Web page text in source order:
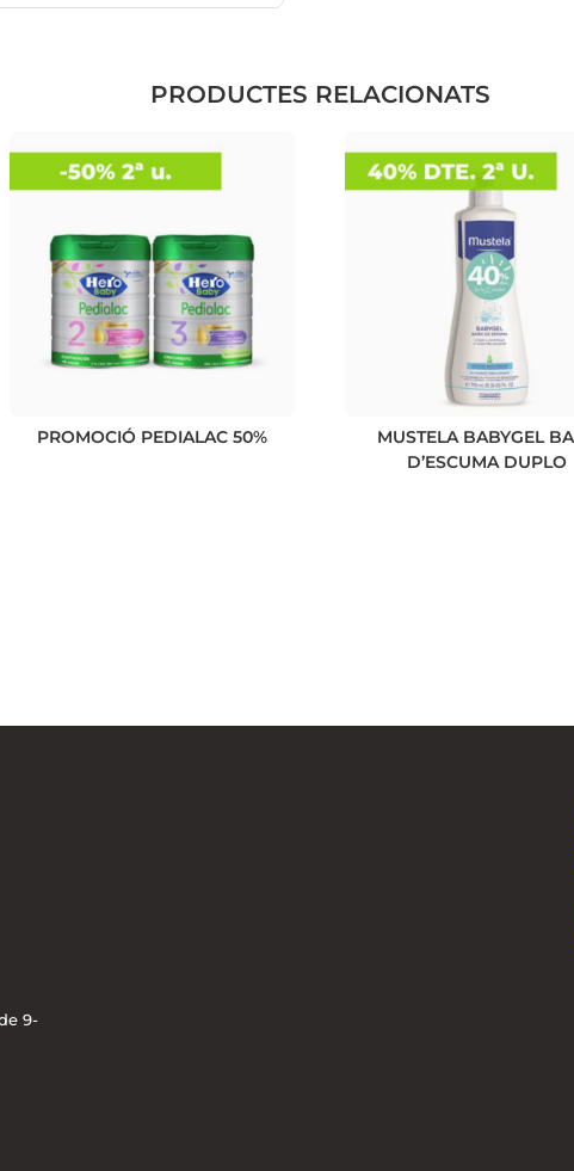
PRODUCTES RELACIONATS
PROMOCIÓ PEDIALAC 50%
MUSTELA BABYGEL
D’ESCUMA DUPLO
9-